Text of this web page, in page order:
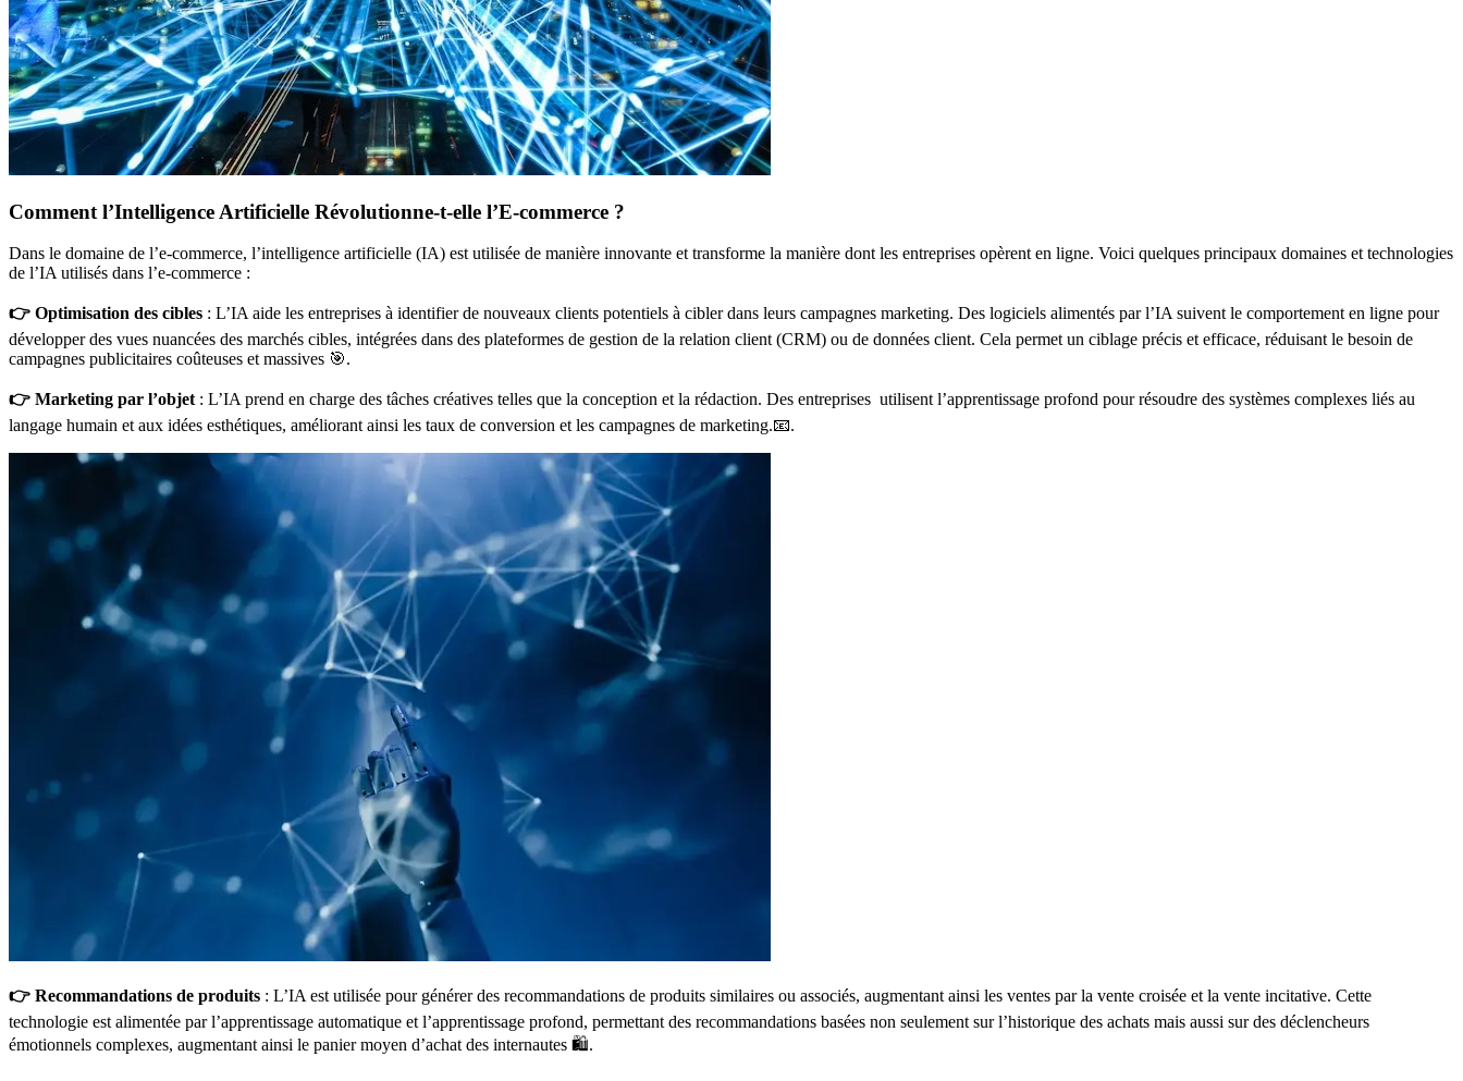
Comment l’Intelligence Artificielle Révolutionne-t-elle l’E-commerce ?
Dans le domaine de l’e-commerce, l’intelligence artificielle (IA) est utilisée de manière innovante et transforme la manière dont les entreprises opèrent en ligne. Voici quelques principaux domaines et technologies
de l’IA utilisés dans l’e-commerce :
👉 Optimisation des cibles : L’IA aide les entreprises à identifier de nouveaux clients potentiels à cibler dans leurs campagnes marketing. Des logiciels alimentés par l’IA suivent le comportement en ligne pour
développer des vues nuancées des marchés cibles, intégrées dans des plateformes de gestion de la relation client (CRM) ou de données client. Cela permet un ciblage précis et efficace, réduisant le besoin de
campagnes publicitaires coûteuses et massives 🎯.
👉 Marketing par l’objet : L’IA prend en charge des tâches créatives telles que la conception et la rédaction. Des entreprises utilisent l’apprentissage profond pour résoudre des systèmes complexes liés au
langage humain et aux idées esthétiques, améliorant ainsi les taux de conversion et les campagnes de marketing.📧.
👉 Recommandations de produits : L’IA est utilisée pour générer des recommandations de produits similaires ou associés, augmentant ainsi les ventes par la vente croisée et la vente incitative. Cette
technologie est alimentée par l’apprentissage automatique et l’apprentissage profond, permettant des recommandations basées non seulement sur l’historique des achats mais aussi sur des déclencheurs
émotionnels complexes, augmentant ainsi le panier moyen d’achat des internautes 🛍️.